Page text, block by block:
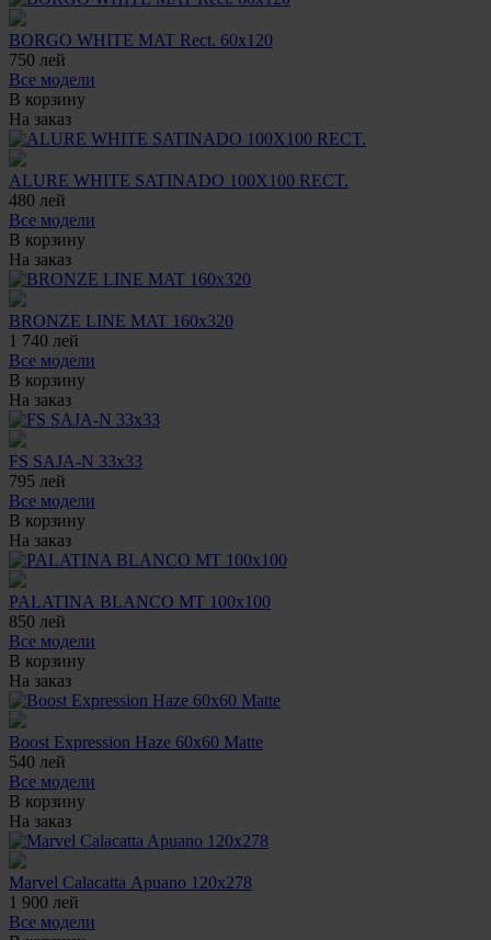
BORGO WHITE MAT Rect. 60x120
750 лей
Все модели
В корзину
На заказ
ALURE WHITE SATINADO 100X100 RECT.
480 лей
Все модели
В корзину
На заказ
BRONZE LINE MAT 160x320
1 740 лей
Все модели
В корзину
На заказ
FS SAJA-N 33x33
795 лей
Все модели
В корзину
На заказ
PALATINA BLANCO MT 100x100
850 лей
Все модели
В корзину
На заказ
Boost Expression Haze 60x60 Matte
540 лей
Все модели
В корзину
На заказ
Marvel Calacatta Apuano 120x278
1 900 лей
Все модели